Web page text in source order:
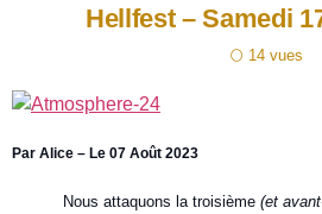
Hellfest – Samedi
14
Par Alice – Le 07 Août 2023
Nous attaquons la troisième (et